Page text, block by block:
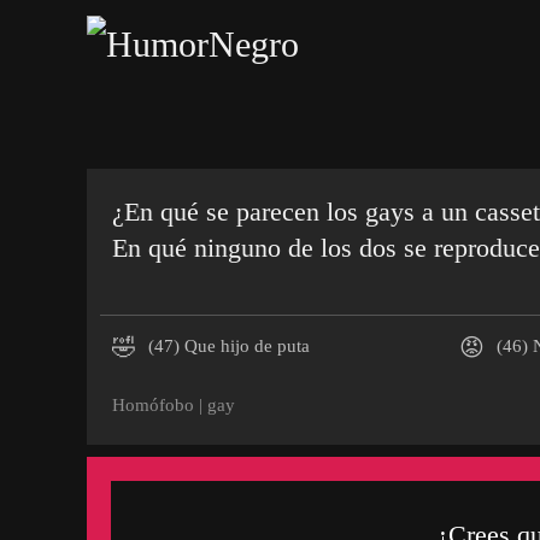
¿En qué se parecen los gays a un
En qué ninguno de los dos se reproduce
🤣 (47) Que hijo de puta 😡 (46)
Homófobo | gay